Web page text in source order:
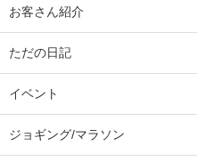
お客さん紹介
ただの日記
イベント
ジョギング/マラソン